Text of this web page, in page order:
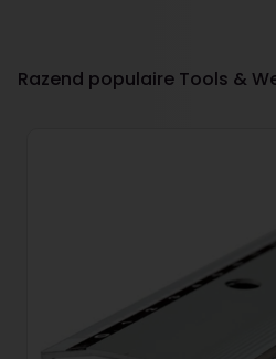
Razend populaire Tools &